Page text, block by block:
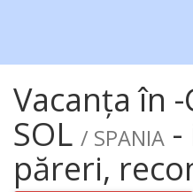
Vacanța în -
SOL / SPANIA -
păreri,